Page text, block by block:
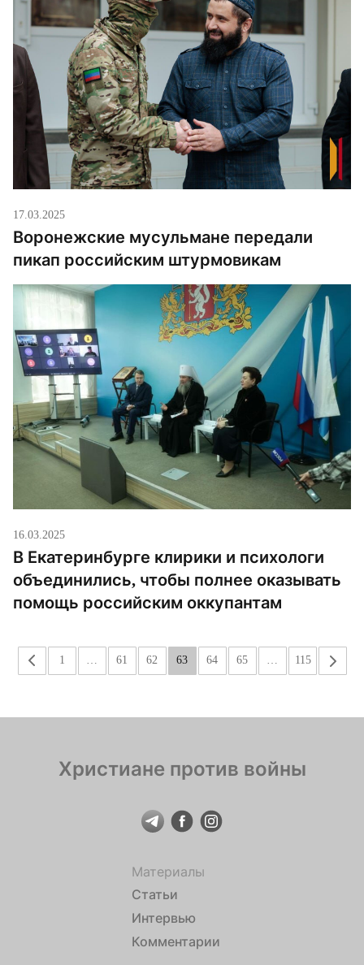
17.03.2025
Воронежские мусульмане передали
пикап российским штурмовикам
16.03.2025
В Екатеринбурге клирики и психологи
объединились, чтобы полнее оказывать
помощь российским оккупантам
« 1 61 62 63 64 65 115 »
Христиане против войны
Материалы
Статьи
Интервью
Комментарии